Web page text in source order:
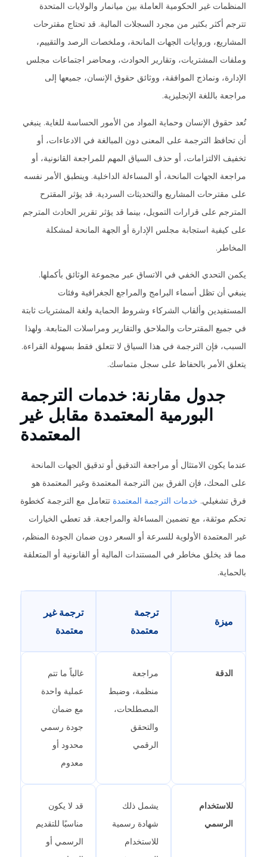
المنظمات غير الحكومية العاملة بين ميانمار والولايات المتحدة
تترجم أكثر بكثير من مجرد السجلات المالية. قد تحتاج مقترحات
المشاريع، وروايات الجهات المانحة، وملخصات الرصد والتقييم،
وملفات المشتريات، وتقارير الحوادث، ومحاضر اجتماعات مجلس
الإدارة، ونماذج الموافقة، ووثائق حقوق الإنسان، جميعها إلى
مراجعة باللغة الإنجليزية.
تُعد حقوق الإنسان وحماية المواد من الأمور الحساسة للغاية. ينبغي
أن تحافظ الترجمة على المعنى دون المبالغة في الادعاءات، أو
تخفيف الالتزامات، أو حذف السياق المهم للمراجعة القانونية، أو
مراجعة الجهات المانحة، أو المساءلة الداخلية. وينطبق الأمر نفسه
على مقترحات المشاريع والتحديثات السردية. قد يؤثر المقترح
المترجم على قرارات التمويل، بينما قد يؤثر تقرير الحادث المترجم
على كيفية استجابة مجلس الإدارة أو الجهة المانحة لمشكلة
المخاطر.
يكمن التحدي الخفي في الاتساق عبر مجموعة الوثائق بأكملها.
ينبغي أن تظل أسماء البرامج والمراجع الجغرافية وفئات
المستفيدين وألقاب الشركاء وشروط الحماية ولغة المشتريات ثابتة
في جميع المقترحات والملاحق والتقارير ومراسلات المتابعة. ولهذا
السبب، فإن الترجمة في هذا السياق لا تتعلق فقط بسهولة القراءة.
يتعلق الأمر بالحفاظ على سجل متماسك.
جدول مقارنة: خدمات الترجمة
البورمية المعتمدة مقابل غير
المعتمدة
عندما يكون الامتثال أو مراجعة التدقيق أو تدقيق الجهات المانحة
على المحك، فإن الفرق بين الترجمة المعتمدة وغير المعتمدة هو
فرق تشغيلي. خدمات الترجمة المعتمدة تتعامل مع الترجمة كخطوة
تحكم موثقة، مع تضمين المساءلة والمراجعة. قد تعطي الخيارات
غير المعتمدة الأولوية للسرعة أو السعر دون ضمان الجودة المنظم،
مما قد يخلق مخاطر في المستندات المالية أو القانونية أو المتعلقة
بالحماية.
ميزة
ترجمة
معتمدة
ترجمة غير
معتمدة
الدقة
مراجعة
منظمة، وضبط
المصطلحات،
والتحقق
الرقمي
غالباً ما تتم
عملية واحدة
مع ضمان
جودة رسمي
محدود أو
معدوم
للاستخدام
الرسمي
يشمل ذلك
شهادة رسمية
للاستخدام
قد لا يكون
مناسبًا للتقديم
الرسمي أو